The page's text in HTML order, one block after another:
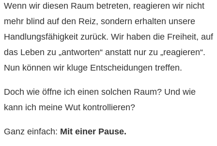
Wenn wir diesen Raum betreten, reagieren wir nicht
mehr blind auf den Reiz, sondern erhalten unsere
Handlungsfähigkeit zurück. Wir haben die Freiheit, auf
das Leben zu „antworten“ anstatt nur zu „reagieren“.
Nun können wir kluge Entscheidungen treffen.
Doch wie öffne ich einen solchen Raum? Und wie
kann ich meine Wut kontrollieren?
Ganz einfach: Mit einer Pause.